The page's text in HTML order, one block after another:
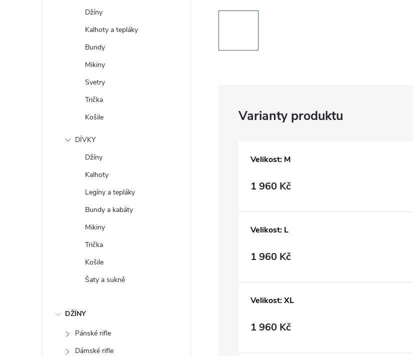
Džíny
Kalhoty a tepláky
Bundy
Mikiny
Svetry
Trička
Košile
DÍVKY
Džíny
Kalhoty
Legíny a tepláky
Bundy a kabáty
Mikiny
Trička
Košile
Šaty a sukně
DŽÍNY
Pánské rifle
Dámské rifle
Velikost: M
1 960 Kč
Velikost: L
1 960 Kč
Velikost: XL
1 960 Kč